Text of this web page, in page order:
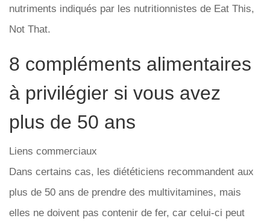
nutriments indiqués par les nutritionnistes de Eat This,
Not That.
8 compléments alimentaires
à privilégier si vous avez
plus de 50 ans
Liens commerciaux
Dans certains cas, les diététiciens recommandent aux
plus de 50 ans de prendre des multivitamines, mais
elles ne doivent pas contenir de fer, car celui-ci peut